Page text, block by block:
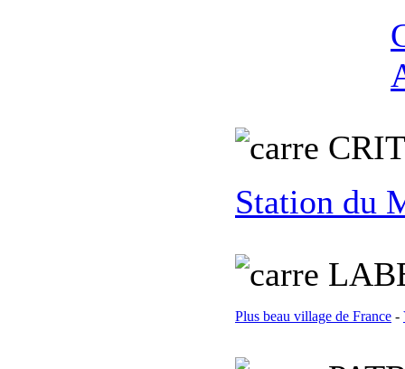
C
Station du
L
Plus beau village de France -